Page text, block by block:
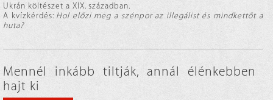
Ukrán költészet a XIX. században.
A kvízkérdés: Hol előzi meg a szénpor az illegálist és mindkettőt a
huta?
Mennél inkább tiltják, annál élénkebben
hajt ki